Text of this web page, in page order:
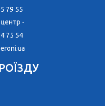
79 55
-
75 54